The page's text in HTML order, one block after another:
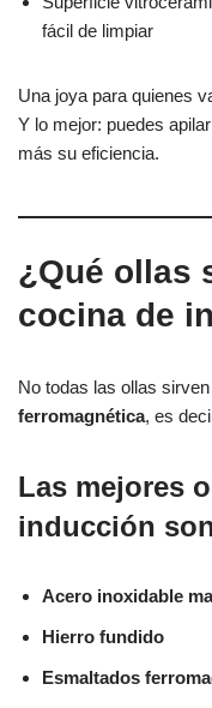
fácil de limpiar
Una joya para quienes
Y lo mejor: puedes
más su eficiencia.
¿Qué ollas
cocina de
No todas las ollas
ferromagnética, es
Las mejores
inducción
Acero inoxidable
Hierro fundido
Esmaltados